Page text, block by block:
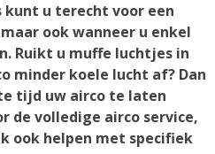
u terecht voor een
ook wanneer u enkel
Ruikt u muffe luchtjes in
minder koele lucht af? Dan
tijd uw airco te laten
de volledige airco service,
ook helpen met specifiek